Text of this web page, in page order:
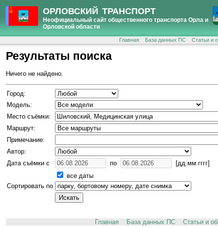
ОРЛОВСКИЙ ТРАНСПОРТ
Неофициальный сайт общественного транспорта Орла и
Орловской области
Главная База данных ПС Статьи и
Результаты поиска
Ничего не найдено.
Город:
Модель:
Место съёмки:
Маршрут:
Примечание:
Автор:
Дата съёмки с
по
[дд.мм.гггг]
все даты
Сортировать по
Главная База данных ПС Статьи и